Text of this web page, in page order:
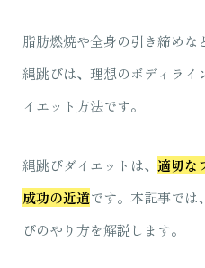
脂肪燃焼や全身の引き締めな
縄跳びは、理想のボディラ
イエット方法です。
縄跳びダイエットは、 適切な
成功の近道です。本記事では
びのやり方を解説します。